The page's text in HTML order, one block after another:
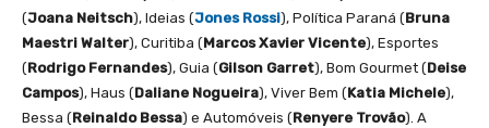
(Joana Neitsch), Ideias (Jones Rossi), Política Paraná (Bruna
Maestri Walter), Curitiba (Marcos Xavier Vicente), Esportes
(Rodrigo Fernandes), Guia (Gilson Garret), Bom Gourmet (Deise
Campos), Haus (Daliane Nogueira), Viver Bem (Katia Michele),
Bessa (Reinaldo Bessa) e Automóveis (Renyere Trovão). A